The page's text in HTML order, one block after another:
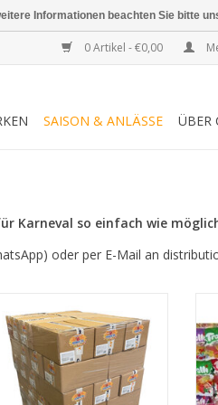
0 Artikel - €0,00
SAISON & ANLÄSSE ÜBER
Karneval so einfach wie
oder per E-Mail an
Originalpalette
WARENKORB HINZUFÜGEN
Informationen beachten Sie bitte